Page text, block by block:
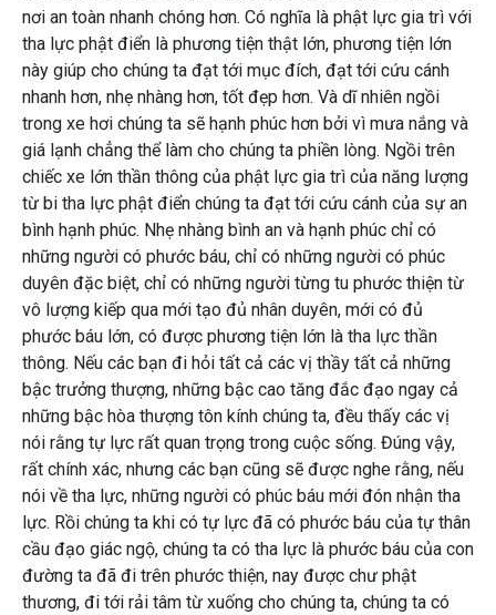
nơi an toàn nhanh chóng hơn. Có nghĩa là phật lực gia trì với
tha lực phật điển là phương tiện thật lớn, phương tiện lớn
này giúp cho chúng ta đạt tới mục đích, đạt tới cứu cánh
nhanh hơn, nhẹ nhàng hơn, tốt đẹp hơn. Và dĩ nhiên ngồi
trong xe hơi chúng ta sẽ hạnh phúc hơn bởi vì mưa nắng và
giá lạnh chẳng thể làm cho chúng ta phiền lòng. Ngồi trên
chiếc xe lớn thần thông của phật lực gia trì của năng lượng
từ bi tha lực phật điển chúng ta đạt tới cứu cánh của sự an
bình hạnh phúc. Nhẹ nhàng bình an và hạnh phúc chỉ có
những người có phước báu, chỉ có những người có phúc
duyên đặc biệt, chỉ có những người từng tu phước thiện từ
vô lượng kiếp qua mới tạo đủ nhân duyên, mới có đủ
phước báu lớn, có được phương tiện lớn là tha lực thần
thông. Nếu các bạn đi hỏi tất cả các vị thầy tất cả những
bậc trưởng thượng, những bậc cao tăng đắc đạo ngay cả
những bậc hòa thượng tôn kính chúng ta, đều thấy các vị
nói rằng tự lực rất quan trọng trong cuộc sống. Đúng vậy,
rất chính xác, nhưng các bạn cũng sẽ được nghe rằng, nếu
nói về tha lực, những người có phúc báu mới đón nhận tha
lực. Rồi chúng ta khi có tự lực đã có phước báu của tự thân
cầu đạo giác ngộ, chúng ta có tha lực là phước báu của con
đường ta đã đi trên phước thiện, nay được chư phật
thương, đi tới rải tâm từ xuống cho chúng ta, chúng ta có